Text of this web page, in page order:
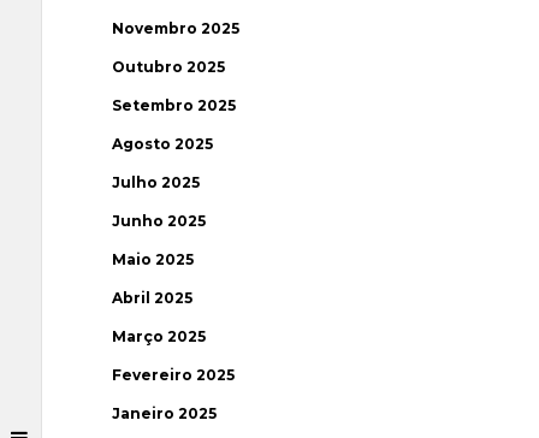
Novembro 2025
Outubro 2025
Setembro 2025
Agosto 2025
Julho 2025
Junho 2025
Maio 2025
Abril 2025
Março 2025
Fevereiro 2025
Janeiro 2025